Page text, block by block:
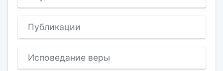
Публикации
Исповедание веры